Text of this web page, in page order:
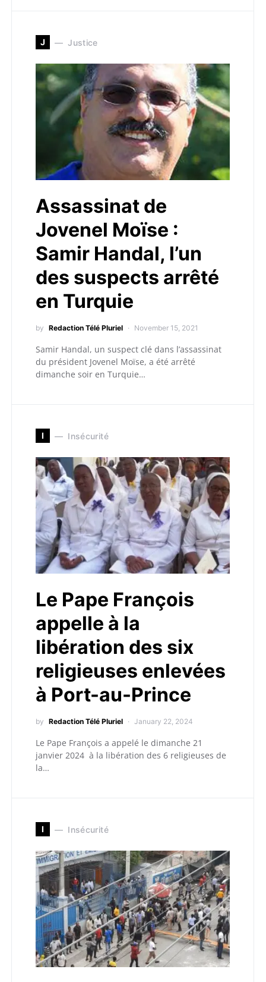
J Justice
Assassinat de
Jovenel Moïse :
Samir Handal, l’un
des suspects arrêté
en Turquie
by Redaction Télé Pluriel November 15, 2021
Samir Handal, un suspect clé dans l’assassinat
du président Jovenel Moïse, a été arrêté
dimanche soir en Turquie…
I Insécurité
Le Pape François
appelle à la
libération des six
religieuses enlevées
à Port-au-Prince
by Redaction Télé Pluriel January 22, 2024
Le Pape François a appelé le dimanche 21
janvier 2024 à la libération des 6 religieuses de
la…
I Insécurité